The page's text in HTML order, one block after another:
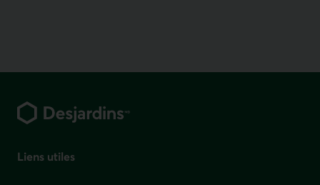
Liens utiles